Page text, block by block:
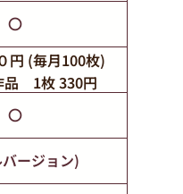
〇
円 (毎月100枚)
品 1枚 330円
〇
ージョン)